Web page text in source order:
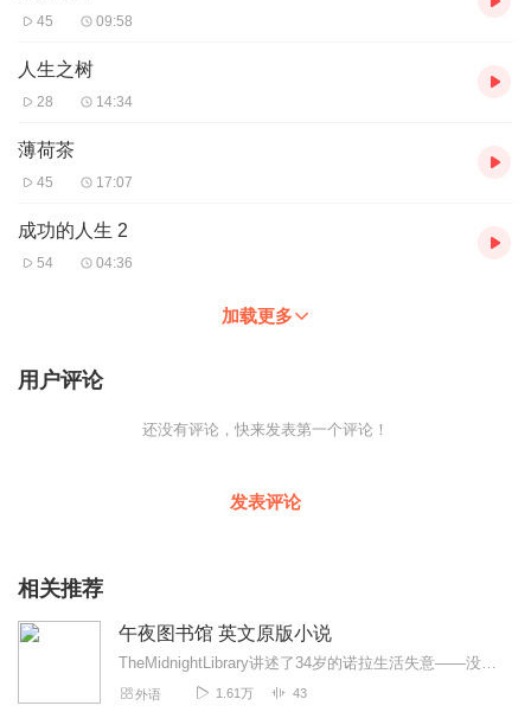
45 09:58
人生之树
28 14:34
薄荷茶
45 17:07
成功的人生 2
54 04:36
加载更多
用户评论
还没有评论，快来发表第一个评论！
发表评论
相关推荐
午夜图书馆 英文原版小说
TheMidnightLibrary讲述了34岁的诺拉生活失意——没有了工作、和未婚夫分了手、心爱的宠猫死在了街边、与亲生哥哥关系恶化等等，这让她丧失了活下...
外语 1.61万 43